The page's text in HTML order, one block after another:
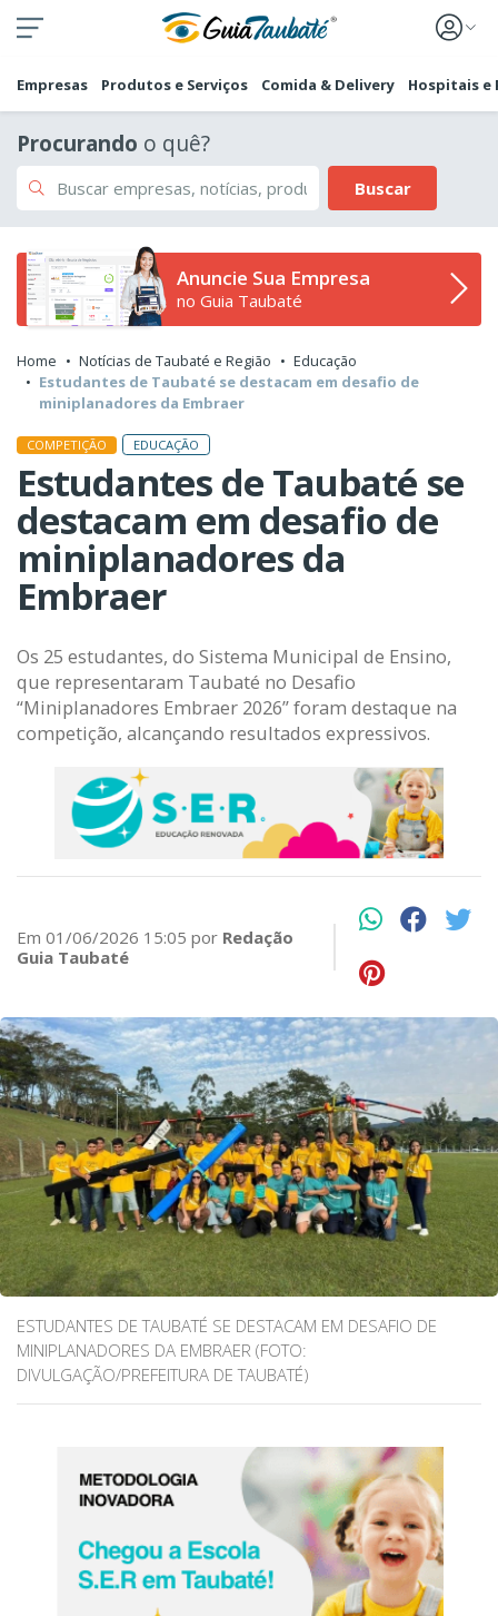
Empresas Produtos e Serviços Comida & Delivery Hospitais e
Procurando o quê?
Buscar
Anuncie Sua Empresa
no Guia Taubaté
Home Notícias de Taubaté e Região
Educação
Estudantes de Taubaté se destacam em desafio de
miniplanadores da Embraer
COMPETIÇÃO EDUCAÇÃO
Estudantes de Taubaté se
destacam em desafio de
miniplanadores da
Embraer
Os 25 estudantes, do Sistema Municipal de Ensino,
que representaram Taubaté no Desafio
“Miniplanadores Embraer 2026” foram destaque na
competição, alcançando resultados expressivos.
Em 01/06/2026 15:05 por Redação
Guia Taubaté
ESTUDANTES DE TAUBATÉ SE DESTACAM EM DESAFIO DE
MINIPLANADORES DA EMBRAER (FOTO:
DIVULGAÇÃO/PREFEITURA DE TAUBATÉ)